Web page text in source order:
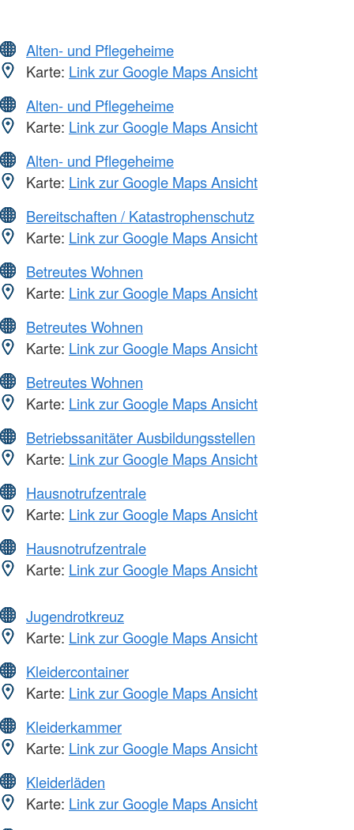
Alten- und Pflegeheime
Karte: Link zur Google Maps Ansicht
Alten- und Pflegeheime
Karte: Link zur Google Maps Ansicht
Alten- und Pflegeheime
Karte: Link zur Google Maps Ansicht
Bereitschaften / Katastrophenschutz
Karte: Link zur Google Maps Ansicht
Betreutes Wohnen
Karte: Link zur Google Maps Ansicht
Betreutes Wohnen
Karte: Link zur Google Maps Ansicht
Betreutes Wohnen
Karte: Link zur Google Maps Ansicht
Betriebssanitäter Ausbildungsstellen
Karte: Link zur Google Maps Ansicht
Hausnotrufzentrale
Karte: Link zur Google Maps Ansicht
Hausnotrufzentrale
Karte: Link zur Google Maps Ansicht
Jugendrotkreuz
Karte: Link zur Google Maps Ansicht
Kleidercontainer
Karte: Link zur Google Maps Ansicht
Kleiderkammer
Karte: Link zur Google Maps Ansicht
Kleiderläden
Karte: Link zur Google Maps Ansicht